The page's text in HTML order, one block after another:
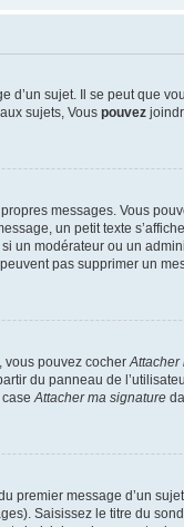
sujet. Il se peut que
sujets, Vous pouvez
messages. Vous
un petit texte
un modérateur ou un
pas supprimer un
vous pouvez cocherAttacher
du panneau de
caseAttacher ma signature
premier message d’un
Saisissez le titre du